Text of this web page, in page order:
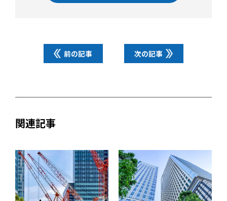
前の記事 次の記事
関連記事